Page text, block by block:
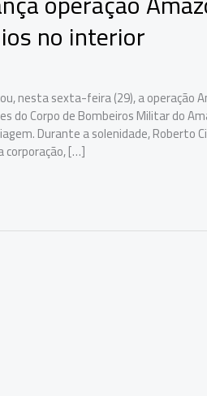
no interior
nesta sexta-feira (29), a operação
do Corpo de Bombeiros Militar do
Durante a solenidade, Roberto
corporação, […]